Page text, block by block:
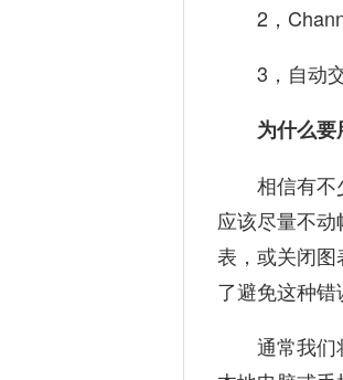
2，
3，自动
为什么要
相信有
应该尽量不
表，或关闭
了避免这种错
通常我